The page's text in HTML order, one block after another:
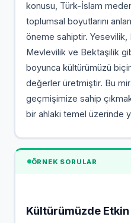
konusu, Türk-İslam
toplumsal boyutlarını
öneme sahiptir. Yesevilik,
Mevlevilik ve Bektaşilik
boyunca kültürümüzü
değerler üretmiştir. Bu
geçmişimize sahip
bir ahlaki temel üzerinde
ÖRNEK SORULAR
Kültürümüzde